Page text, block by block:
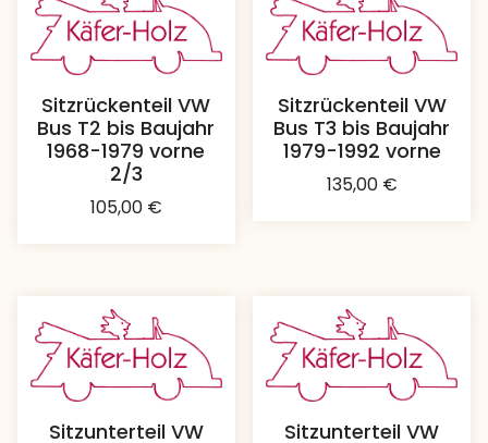
Sitzrückenteil VW
Bus T2 bis Baujahr
1968-1979 vorne
2/3
105,00 €
Sitzrückenteil VW
Bus T3 bis Baujahr
1979-1992 vorne
135,00 €
Sitzunterteil VW
Sitzunterteil VW